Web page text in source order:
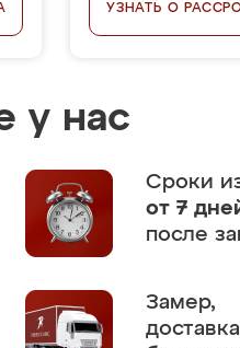
УЗНАТЬ О
у нас
Сроки
от 7
после
Замер,